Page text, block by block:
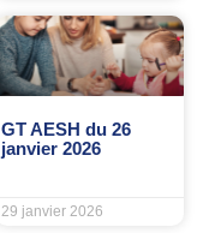
GT AESH du 26
janvier 2026
29 janvier 2026